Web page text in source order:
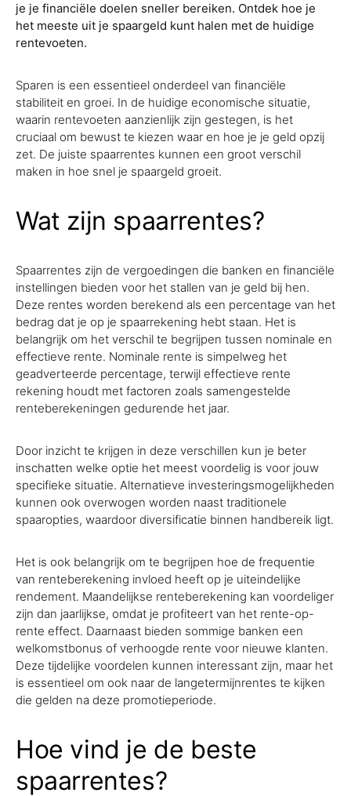
je je financiële doelen sneller bereiken. Ontdek hoe je
het meeste uit je spaargeld kunt halen met de huidige
rentevoeten.
Sparen is een essentieel onderdeel van financiële
stabiliteit en groei. In de huidige economische situatie,
waarin rentevoeten aanzienlijk zijn gestegen, is het
cruciaal om bewust te kiezen waar en hoe je je geld opzij
zet. De juiste spaarrentes kunnen een groot verschil
maken in hoe snel je spaargeld groeit.
Wat zijn spaarrentes?
Spaarrentes zijn de vergoedingen die banken en financiële
instellingen bieden voor het stallen van je geld bij hen.
Deze rentes worden berekend als een percentage van het
bedrag dat je op je spaarrekening hebt staan. Het is
belangrijk om het verschil te begrijpen tussen nominale en
effectieve rente. Nominale rente is simpelweg het
geadverteerde percentage, terwijl effectieve rente
rekening houdt met factoren zoals samengestelde
renteberekeningen gedurende het jaar.
Door inzicht te krijgen in deze verschillen kun je beter
inschatten welke optie het meest voordelig is voor jouw
specifieke situatie. Alternatieve investeringsmogelijkheden
kunnen ook overwogen worden naast traditionele
spaaropties, waardoor diversificatie binnen handbereik ligt.
Het is ook belangrijk om te begrijpen hoe de frequentie
van renteberekening invloed heeft op je uiteindelijke
rendement. Maandelijkse renteberekening kan voordeliger
zijn dan jaarlijkse, omdat je profiteert van het rente-op-
rente effect. Daarnaast bieden sommige banken een
welkomstbonus of verhoogde rente voor nieuwe klanten.
Deze tijdelijke voordelen kunnen interessant zijn, maar het
is essentieel om ook naar de langetermijnrentes te kijken
die gelden na deze promotieperiode.
Hoe vind je de beste
spaarrentes?